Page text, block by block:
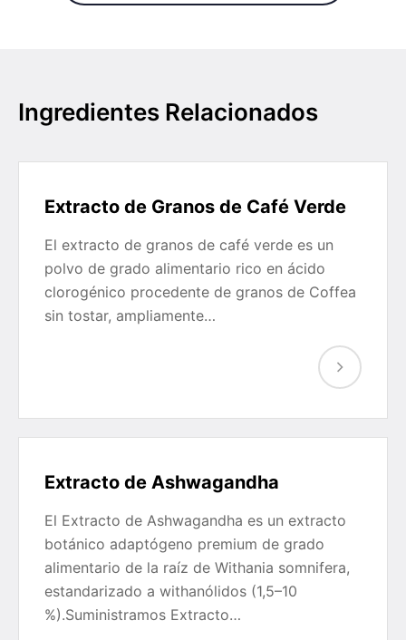
Ingredientes Relacionados
Extracto de Granos de Café Verde
El extracto de granos de café verde es un
polvo de grado alimentario rico en ácido
clorogénico procedente de granos de Coffea
sin tostar, ampliamente…
Extracto de Ashwagandha
El Extracto de Ashwagandha es un extracto
botánico adaptógeno premium de grado
alimentario de la raíz de Withania somnifera,
estandarizado a withanólidos (1,5–10
%).Suministramos Extracto…